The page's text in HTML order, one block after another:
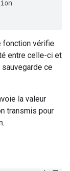
fonction vérifie
entre celle-ci et
ce
la valeur
transmis pour